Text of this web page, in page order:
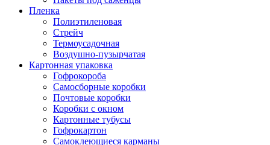
Пленка
Полиэтиленовая
Стрейч
Термоусадочная
Воздушно-пузырчатая
Картонная упаковка
Гофрокороба
Самосборные коробки
Почтовые коробки
Коробки с окном
Картонные тубусы
Гофрокартон
Самоклеющиеся карманы